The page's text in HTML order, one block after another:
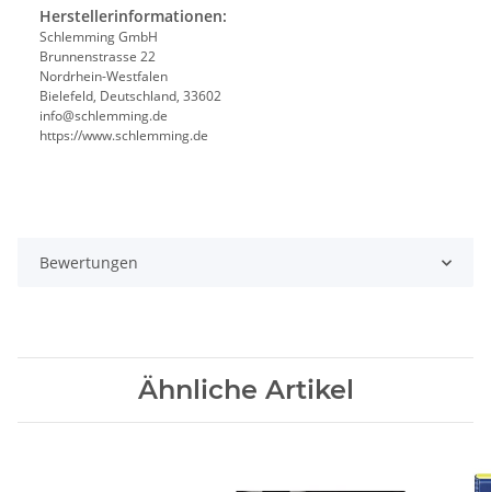
Herstellerinformationen:
Schlemming GmbH
Brunnenstrasse 22
Nordrhein-Westfalen
Bielefeld, Deutschland, 33602
info@schlemming.de
https://www.schlemming.de
Bewertungen
Ähnliche Artikel